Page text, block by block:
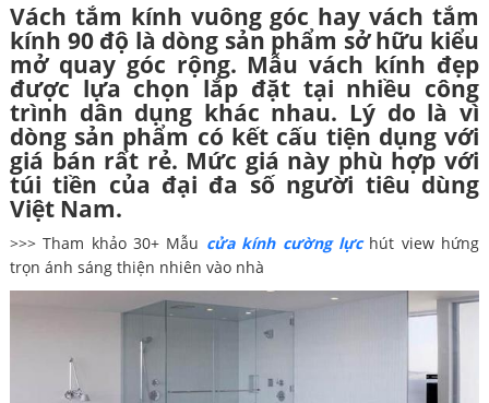
Vách tắm kính vuông góc hay vách tắm
kính 90 độ là dòng sản phẩm sở hữu kiểu
mở quay góc rộng. Mẫu vách kính đẹp
được lựa chọn lắp đặt tại nhiều công
trình dân dụng khác nhau. Lý do là vì
dòng sản phẩm có kết cấu tiện dụng với
giá bán rất rẻ. Mức giá này phù hợp với
túi tiền của đại đa số người tiêu dùng
Việt Nam.
>>> Tham khảo 30+ Mẫu cửa kính cường lựchút view hứng
trọn ánh sáng thiện nhiên vào nhà